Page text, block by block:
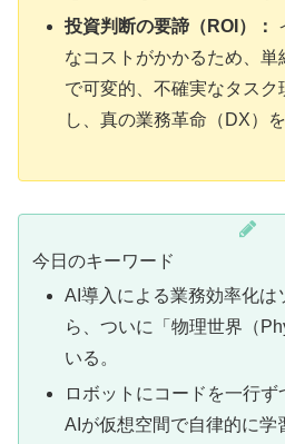
投資判断の要諦（ROI）：
なコストがかかるため、
で可変的、不確実なタスク
し、真の業務革命（DX）
今日のキーワード
AI導入による業務効率化は
ら、ついに「物理世界（
いる。
ロボットにコードを一行ず
AIが仮想空間で自律的に学